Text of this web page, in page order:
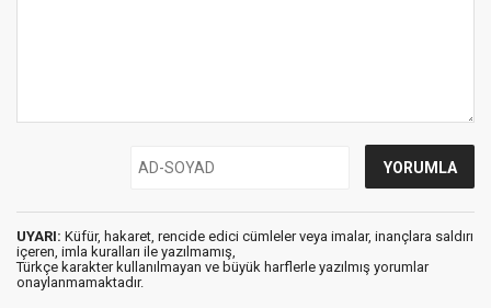
UYARI: Küfür, hakaret, rencide edici cümleler veya imalar, inançlara saldırı
içeren, imla kuralları ile yazılmamış,
Türkçe karakter kullanılmayan ve büyük harflerle yazılmış yorumlar
onaylanmamaktadır.